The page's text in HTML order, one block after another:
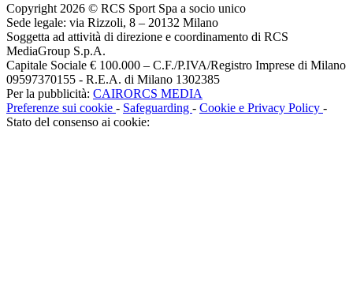
Copyright 2026 © RCS Sport Spa a socio unico
Sede legale: via Rizzoli, 8 – 20132 Milano
Soggetta ad attività di direzione e coordinamento di RCS
MediaGroup S.p.A.
Capitale Sociale € 100.000 – C.F./P.IVA/Registro Imprese di Milano
09597370155 - R.E.A. di Milano 1302385
Per la pubblicità: CAIRORCS MEDIA
Preferenze sui cookie - Safeguarding - Cookie e Privacy Policy -
Stato del consenso ai cookie: